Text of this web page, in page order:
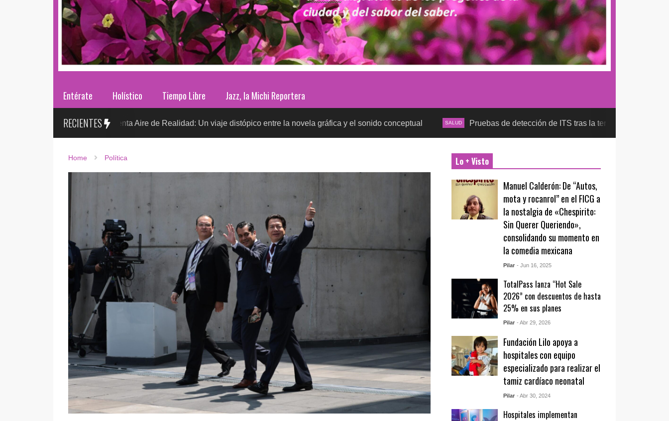
Entérate Holístico Tiempo Libre Jazz, la Michi Reportera
RECIENTES
Sr. González presenta Aire de Realidad: Un viaje distópico entre la novela gráfica y el sonido conceptual SALUD Pruebas de detección de ITS tras la temporada futbolera, aseguran
Home Política Lo + Visto
Manuel Calderón: De “Autos,
mota y rocanrol” en el FICG a
la nostalgia de «Chespirito:
Sin Querer Queriendo»,
consolidando su momento en
la comedia mexicana
Pilar - Jun 16, 2025
TotalPass lanza “Hot Sale
2026” con descuentos de hasta
25% en sus planes
Pilar - Abr 29, 2026
Fundación Lilo apoya a
hospitales con equipo
especializado para realizar el
tamiz cardíaco neonatal
Pilar - Abr 30, 2024
Hospitales implementan